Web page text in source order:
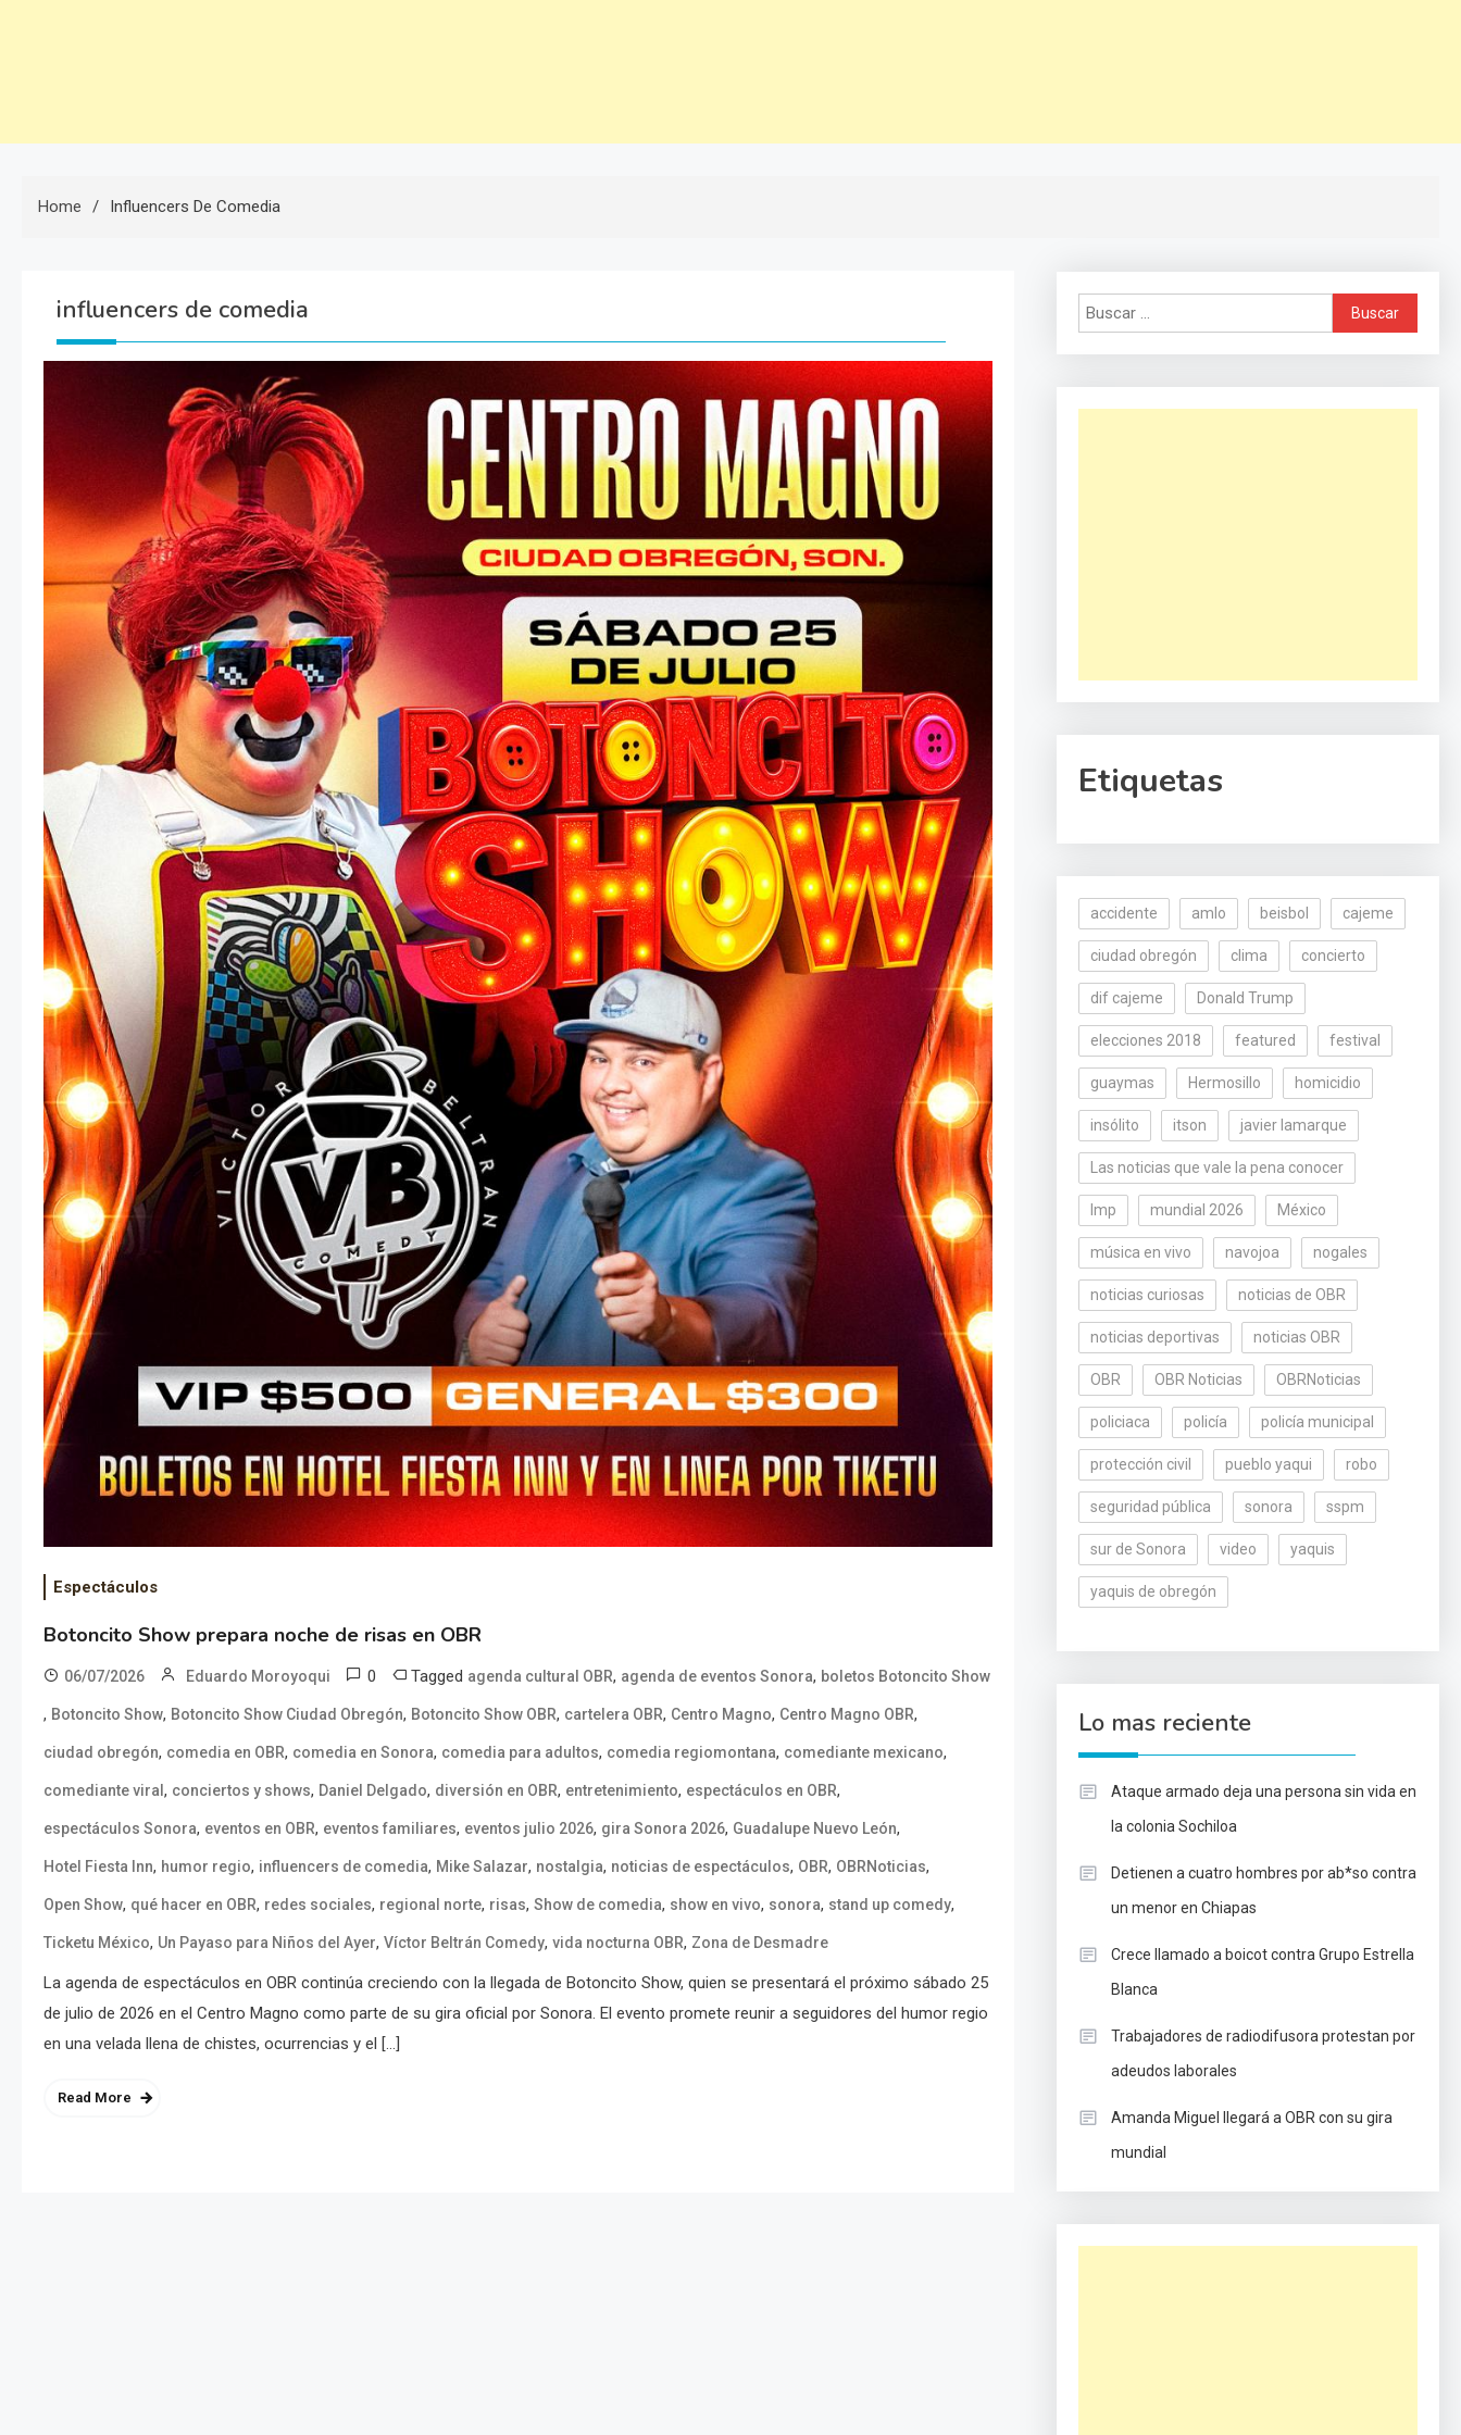
Home Influencers De Comedia
influencers de comedia
Espectáculos
Botoncito Show prepara noche de risas en OBR
06/07/2026 Eduardo Moroyoqui 0 Tagged agenda cultural OBR, agenda de eventos Sonora, boletos Botoncito Show
, Botoncito Show, Botoncito Show Ciudad Obregón, Botoncito Show OBR, cartelera OBR, Centro Magno, Centro Magno OBR,
ciudad obregón, comedia en OBR, comedia en Sonora, comedia para adultos, comedia regiomontana, comediante mexicano,
comediante viral , conciertos y shows, Daniel Delgado, diversión en OBR, entretenimiento, espectáculos en OBR,
espectáculos Sonora, eventos en OBR, eventos familiares, eventos julio 2026, gira Sonora 2026, Guadalupe Nuevo León,
Hotel Fiesta Inn, humor regio, influencers de comedia, Mike Salazar, nostalgia, noticias de espectáculos, OBR, OBRNoticias,
Open Show, qué hacer en OBR, redes sociales, regional norte, risas, Show de comedia, show en vivo, sonora, stand up comedy,
Ticketu México, Un Payaso para Niños del Ayer, Víctor Beltrán Comedy, vida nocturna OBR, Zona de Desmadre
La agenda de espectáculos en OBR continúa creciendo con la llegada de Botoncito Show, quien se presentará el próximo sábado 25
de julio de 2026 en el Centro Magno como parte de su gira oficial por Sonora. El evento promete reunir a seguidores del humor regio
en una velada llena de chistes, ocurrencias y el […]
Read More
Buscar:
Etiquetas
accidente amlo beisbol cajeme
ciudad obregón clima concierto
dif cajeme Donald Trump
elecciones 2018 featured festival
guaymas Hermosillo homicidio
insólito itson javier lamarque
Las noticias que vale la pena conocer
lmp mundial 2026 México
música en vivo navojoa nogales
noticias curiosas noticias de OBR
noticias deportivas noticias OBR
OBR OBR Noticias OBRNoticias
policiaca policía policía municipal
protección civil pueblo yaqui robo
seguridad pública sonora sspm
sur de Sonora video yaquis
yaquis de obregón
Lo mas reciente
Ataque armado deja una persona sin vida en
la colonia Sochiloa
Detienen a cuatro hombres por ab*so contra
un menor en Chiapas
Crece llamado a boicot contra Grupo Estrella
Blanca
Trabajadores de radiodifusora protestan por
adeudos laborales
Amanda Miguel llegará a OBR con su gira
mundial